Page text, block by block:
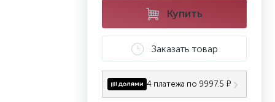
Купить
Заказать товар
4 платежа по 9997.5 ₽